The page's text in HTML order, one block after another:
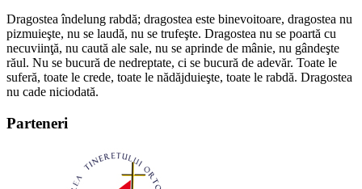
Dragostea îndelung rabdă; dragostea este binevoitoare, dragostea nu
pizmuieşte, nu se laudă, nu se trufeşte. Dragostea nu se poartă cu
necuviinţă, nu caută ale sale, nu se aprinde de mânie, nu gândeşte
răul. Nu se bucură de nedreptate, ci se bucură de adevăr. Toate le
suferă, toate le crede, toate le nădăjduieşte, toate le rabdă. Dragostea
nu cade niciodată.
Parteneri